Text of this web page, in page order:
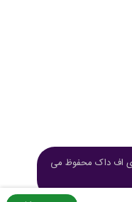
اف داک محفوظ می